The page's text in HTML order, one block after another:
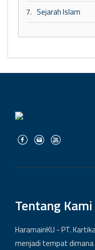
7. Sejarah Islam
Tentang Kami
HaramainKU - PT.
menjadi tempat dimana